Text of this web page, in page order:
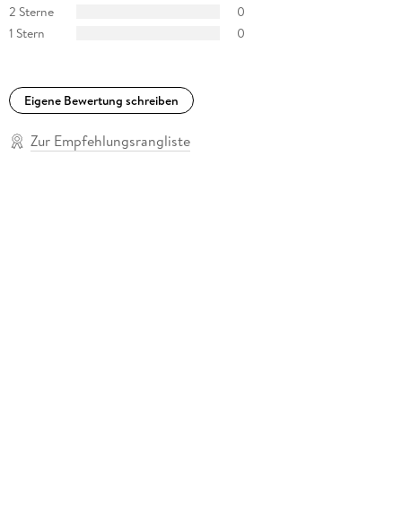
2 Sterne
0
1 Stern
0
Eigene Bewertung schreiben
Zur Empfehlungsrangliste